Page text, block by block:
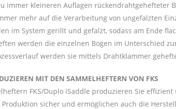
immer kleineren Auflagen
mehr auf die Verarbeitung von ungefalzten
im System gerillt und gefalzt, sodass am Ende
werden die einzelnen Bogen im Unterschied
werden sie mittels Drahtklammer
MIT DEN SAMMELHEFTERN VON FKS
FKS/Duplo iSaddle produzieren Sie
sicher und ermöglichen auch die